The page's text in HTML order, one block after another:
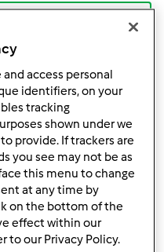
1 | Última entrada
access personal
identifiers, on your
tracking
shown under we
provide. If trackers are
you see may not be as
this menu to change
at any time by
on the bottom of the
effect within our
to our Privacy Policy.